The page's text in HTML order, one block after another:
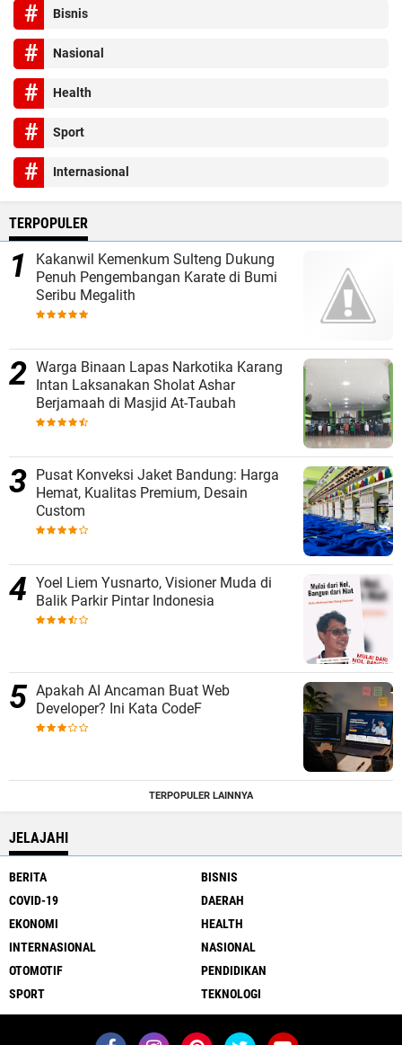
Bisnis
Nasional
Health
Sport
Internasional
TERPOPULER
Kakanwil Kemenkum Sulteng Dukung
Penuh Pengembangan Karate di Bumi
Seribu Megalith
Warga Binaan Lapas Narkotika Karang
Intan Laksanakan Sholat Ashar
Berjamaah di Masjid At-Taubah
Pusat Konveksi Jaket Bandung: Harga
Hemat, Kualitas Premium, Desain
Custom
Yoel Liem Yusnarto, Visioner Muda di
Balik Parkir Pintar Indonesia
Apakah AI Ancaman Buat Web
Developer? Ini Kata CodeF
TERPOPULER LAINNYA
JELAJAHI
BERITA
BISNIS
COVID-19
DAERAH
EKONOMI
HEALTH
INTERNASIONAL
NASIONAL
OTOMOTIF
PENDIDIKAN
SPORT
TEKNOLOGI